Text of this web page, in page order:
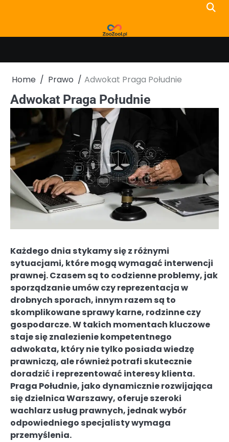
Home Prawo Adwokat Praga Południe
Adwokat Praga Południe
Każdego dnia stykamy się z różnymi
sytuacjami, które mogą wymagać interwencji
prawnej. Czasem są to codzienne problemy, jak
sporządzanie umów czy reprezentacja w
drobnych sporach, innym razem są to
skomplikowane sprawy karne, rodzinne czy
gospodarcze. W takich momentach kluczowe
staje się znalezienie kompetentnego
adwokata, który nie tylko posiada wiedzę
prawniczą, ale również potrafi skutecznie
doradzić i reprezentować interesy klienta.
Praga Południe, jako dynamicznie rozwijająca
się dzielnica Warszawy, oferuje szeroki
wachlarz usług prawnych, jednak wybór
odpowiedniego specjalisty wymaga
przemyślenia.